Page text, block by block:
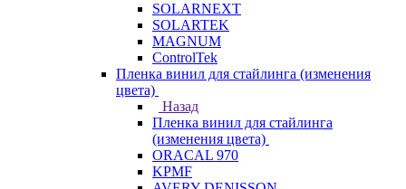
SOLARNEXT
SOLARTEK
MAGNUM
ControlTek
Пленка винил для стайлинга (изменения
цвета)
Назад
Пленка винил для стайлинга
(изменения цвета)
ORACAL 970
KPMF